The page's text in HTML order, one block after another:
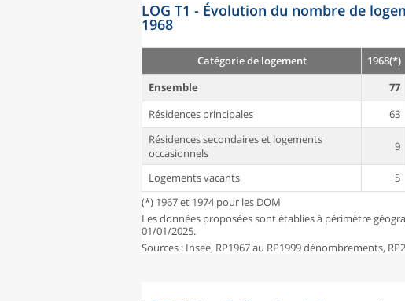
LOG T1 - Évolution du nombre de
1968
Catégorie de logement 1968(*)
Ensemble
77
Résidences principales
63
Résidences secondaires et logements
occasionnels
9
Logements vacants 5
(*) 1967 et 1974 pour les DOM
Les données proposées sont établies à périmètre
01/01/2025.
Sources : Insee, RP1967 au RP1999 dénombrements,